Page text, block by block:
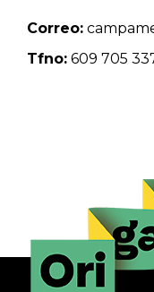
Correo:
Tfno: 609 705